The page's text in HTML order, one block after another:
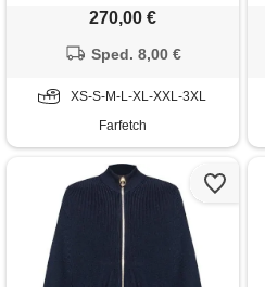
270,00 €
Sped. 8,00 €
XS-S-M-L-XL-XXL-3XL
Farfetch